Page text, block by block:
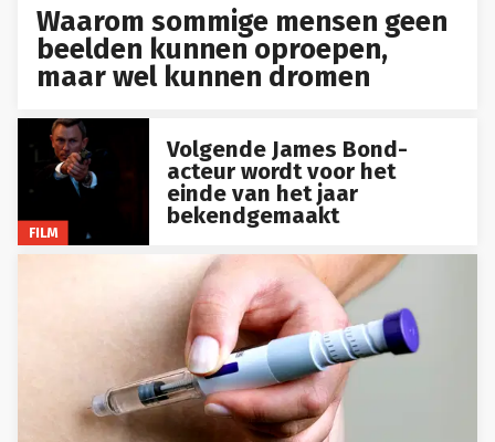
Waarom sommige mensen geen
beelden kunnen oproepen,
maar wel kunnen dromen
FILM
Volgende James Bond-
acteur wordt voor het
einde van het jaar
bekendgemaakt